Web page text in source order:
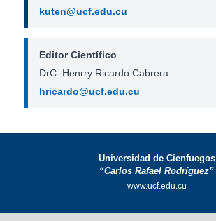
kuten@ucf.edu.cu
Editor Científico
DrC. Henrry Ricardo Cabrera
hricardo@ucf.edu.cu
Universidad de Cienfuegos
“Carlos Rafael Rodríguez”
www.ucf.edu.cu